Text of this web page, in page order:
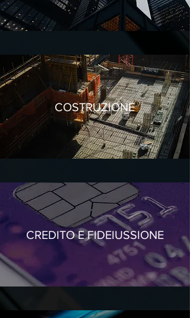
COSTRUZIONE
CREDITO EFIDEIUSSIONE